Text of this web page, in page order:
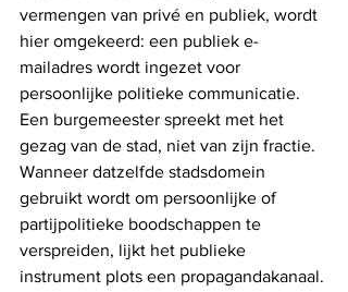
vermengen van privé en publiek, wordt
hier omgekeerd: een publiek e-
mailadres wordt ingezet voor
persoonlijke politieke communicatie.
Een burgemeester spreekt met het
gezag van de stad, niet van zijn fractie.
Wanneer datzelfde stadsdomein
gebruikt wordt om persoonlijke of
partijpolitieke boodschappen te
verspreiden, lijkt het publieke
instrument plots een propagandakanaal.